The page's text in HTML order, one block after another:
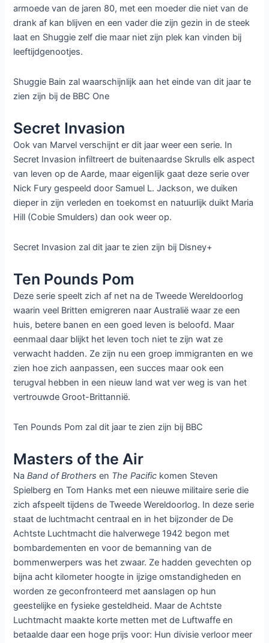
armoede van de jaren 80, met een moeder die niet van de
drank af kan blijven en een vader die zijn gezin in de steek
laat en Shuggie zelf die maar niet zijn plek kan vinden bij
leeftijdgenootjes.
Shuggie Bain zal waarschijnlijk aan het einde van dit jaar te
zien zijn bij de BBC One
Secret Invasion
Ook van Marvel verschijnt er dit jaar weer een serie. In
Secret Invasion infiltreert de buitenaardse Skrulls elk aspect
van leven op de Aarde, maar eigenlijk gaat deze serie over
Nick Fury gespeeld door Samuel L. Jackson, we duiken
dieper in zijn verleden en toekomst en natuurlijk duikt Maria
Hill (Cobie Smulders) dan ook weer op.
Secret Invasion zal dit jaar te zien zijn bij Disney+
Ten Pounds Pom
Deze serie speelt zich af net na de Tweede Wereldoorlog
waarin veel Britten emigreren naar Australië waar ze een
huis, betere banen en een goed leven is beloofd. Maar
eenmaal daar blijkt het leven toch niet te zijn wat ze
verwacht hadden. Ze zijn nu een groep immigranten en we
zien hoe zich aanpassen, een succes maar ook een
terugval hebben in een nieuw land wat ver weg is van het
vertrouwde Groot-Brittannië.
Ten Pounds Pom zal dit jaar te zien zijn bij BBC
Masters of the Air
NaBand of Brothers en The Pacific komen Steven
Spielberg en Tom Hanks met een nieuwe militaire serie die
zich afspeelt tijdens de Tweede Wereldoorlog. In deze serie
staat de luchtmacht centraal en in het bijzonder de De
Achtste Luchtmacht die halverwege 1942 begon met
bombardementen en voor de bemanning van de
bommenwerpers was het zwaar. Ze hadden gevechten op
bijna acht kilometer hoogte in ijzige omstandigheden en
worden ze geconfronteerd met aanslagen op hun
geestelijke en fysieke gesteldheid. Maar de Achtste
Luchtmacht maakte korte metten met de Luftwaffe en
betaalde daar een hoge prijs voor: Hun divisie verloor meer